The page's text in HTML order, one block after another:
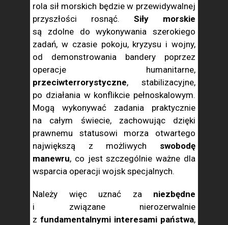
rola sił morskich będzie w przewidywalnej
przyszłości rosnąć. Siły morskie
są zdolne do wykonywania szerokiego
zadań, w czasie pokoju, kryzysu i wojny,
od demonstrowania bandery poprzez
operacje humanitarne,
przeciwterrorystyczne, stabilizacyjne,
po działania w konflikcie pełnoskalowym.
Mogą wykonywać zadania praktycznie
na całym świecie, zachowując dzięki
prawnemu statusowi morza otwartego
największą z możliwych swobodę
manewru, co jest szczególnie ważne dla
wsparcia operacji wojsk specjalnych.
Należy więc uznać za niezbędne
i związane nierozerwalnie
z fundamentalnymi interesami państwa,